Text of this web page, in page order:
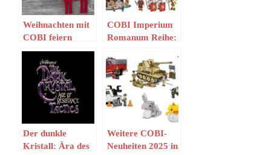
Weihnachten mit
COBI feiern
COBI Imperium
Romanum Reihe:
Der dunkle
Kristall: Ära des
Weitere COBI-
Neuheiten 2025 in